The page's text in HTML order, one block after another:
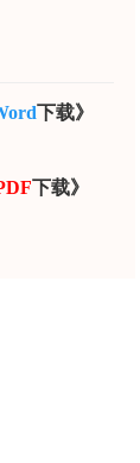
下载》
下载》